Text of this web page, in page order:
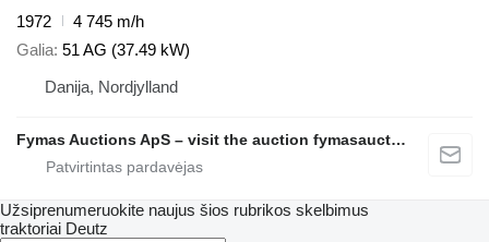
1972
4 745 m/h
Galia 51 AG (37.49 kW)
Danija, Nordjylland
Fymas Auctions ApS – visit the auction fymasauctions.dk
Užsiprenumeruokite naujus šios rubrikos skelbimus
traktoriai Deutz